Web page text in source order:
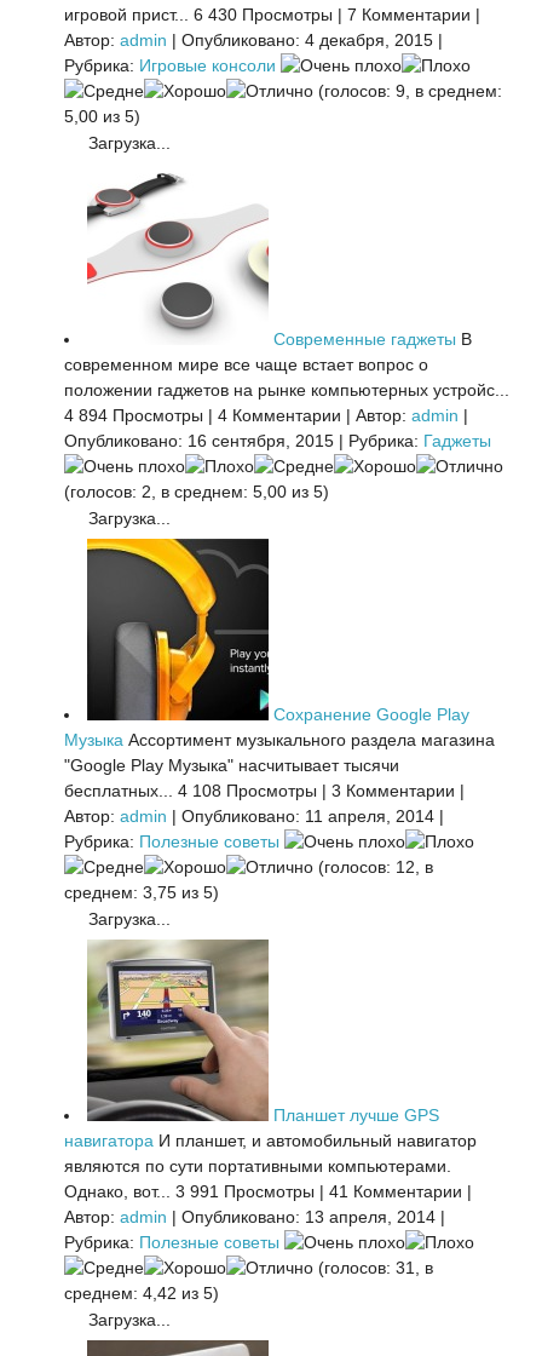
игровой прист...
6 430 Просмотры | 7 Комментарии |
Автор: admin | Опубликовано: 4 декабря, 2015 |
Рубрика: Игровые консоли
(голосов: 9, в среднем:
5,00 из 5)
Загрузка...
Современные гаджеты В
современном мире все чаще встает вопрос о
положении гаджетов на рынке компьютерных устройс...
4 894 Просмотры | 4 Комментарии | Автор: admin |
Опубликовано: 16 сентября, 2015 | Рубрика: Гаджеты
(голосов: 2, в среднем: 5,00 из 5)
Загрузка...
Сохранение Google Play
Музыка Ассортимент музыкального раздела магазина
"Google Play Музыка" насчитывает тысячи
бесплатных...
4 108 Просмотры | 3 Комментарии |
Автор: admin | Опубликовано: 11 апреля, 2014 |
Рубрика: Полезные советы
(голосов: 12, в
среднем: 3,75 из 5)
Загрузка...
Планшет лучше GPS
навигатора И планшет, и автомобильный навигатор
являются по сути портативными компьютерами.
Однако, вот...
3 991 Просмотры | 41 Комментарии |
Автор: admin | Опубликовано: 13 апреля, 2014 |
Рубрика: Полезные советы
(голосов: 31, в
среднем: 4,42 из 5)
Загрузка...